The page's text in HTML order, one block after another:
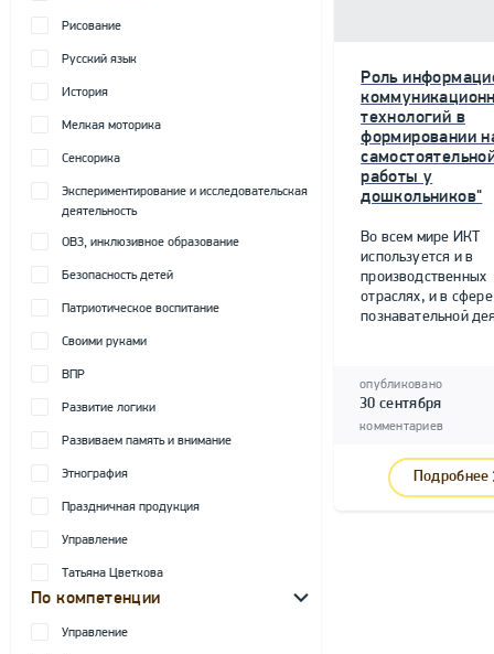
Рисование
Русский язык
История
Мелкая моторика
Сенсорика
Экспериментирование и исследовательская
деятельность
ОВЗ, инклюзивное образование
Безопасность детей
Патриотическое воспитание
Своими руками
ВПР
Развитие логики
Развиваем память и внимание
Этнография
Праздничная продукция
Управление
Татьяна Цветкова
По компетенции
Управление
Роль
технологий в
формировании
работы у
дошкольников"
Во всем мире ИКТ
используется и в
производственных
отраслях, и в сфере
познавательной
опубликовано
30 сентября
комментариев
Подробнее